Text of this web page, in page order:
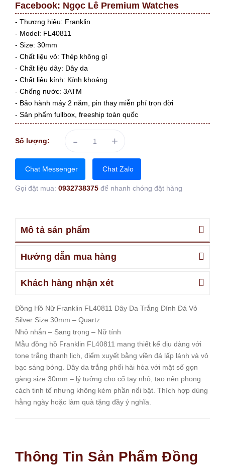
Facebook: Ngọc Lê Premium Watches
- Thương hiệu: Franklin
- Model: FL40811
- Size: 30mm
- Chất liệu vỏ: Thép không gỉ
- Chất liệu dây: Dây da
- Chất liệu kính: Kính khoáng
- Chống nước: 3ATM
- Bảo hành máy 2 năm, pin thay miễn phí trọn đời
- Sản phẩm fullbox, freeship toàn quốc
Số lượng: - +
Chat Messenger Chat Zalo
Gọi đặt mua: 0932738375 để nhanh chóng đặt hàng
Mô tả sản phẩm
Hướng dẫn mua hàng
Khách hàng nhận xét
Đồng Hồ Nữ Franklin FL40811 Dây Da Trắng Đính Đá Vỏ
Silver Size 30mm – Quartz
Nhỏ nhắn – Sang trọng – Nữ tính
Mẫu đồng hồ Franklin FL40811 mang thiết kế dịu dàng với
tone trắng thanh lịch, điểm xuyết bằng viền đá lấp lánh và vỏ
bạc sáng bóng. Dây da trắng phối hài hòa với mặt số gọn
gàng size 30mm – lý tưởng cho cổ tay nhỏ, tạo nên phong
cách tinh tế nhưng không kém phần nổi bật. Thích hợp dùng
hằng ngày hoặc làm quà tặng đầy ý nghĩa.
Thông Tin Sản Phẩm Đồng